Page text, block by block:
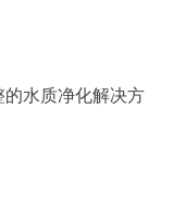
的水质净化解决方